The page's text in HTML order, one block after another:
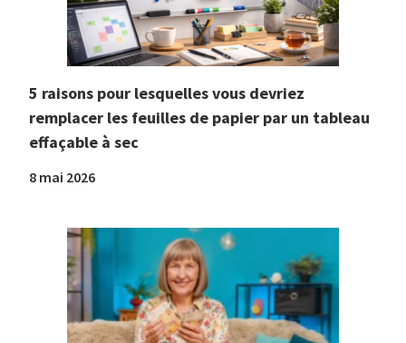
5 raisons pour lesquelles vous devriez
remplacer les feuilles de papier par un tableau
effaçable à sec
8 mai 2026